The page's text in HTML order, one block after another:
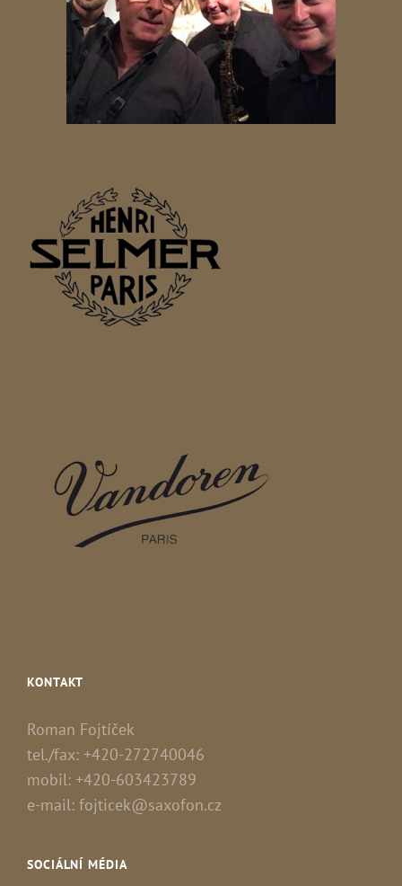
KONTAKT
Roman Fojtíček
tel./fax: +420-272740046
mobil: +420-603423789
e-mail: fojticek@saxofon.cz
SOCIÁLNÍ MÉDIA